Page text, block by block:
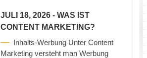
JULI 18, 2026 - WAS IST
CONTENT MARKETING?
Inhalts-Werbung Unter Content
Marketing versteht man Werbung